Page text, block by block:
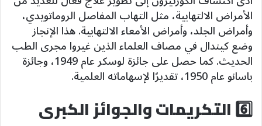
الأمراض الالتهابية، مثل التهاب المفاصل الروماتويدي،
وأمراض الجلد، وأمراض الأمعاء الالتهابية. هذا الإنجاز
وضع كيندال في مصاف العلماء الذين غيروا مجرى الطب
الحديث. كما حصل على جائزة لوسكر عام 1949، وجائزة
باسانو عام 1950، تقديرًا لإسهاماته العلمية.
6️⃣ التكريمات والجوائز الكبرى